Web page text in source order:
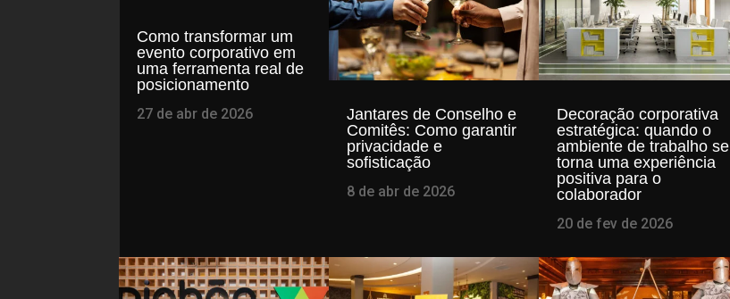
Como transformar um
evento corporativo em
uma ferramenta real de
posicionamento
27 de abr de 2026
Jantares de Conselho e
Comitês: Como garantir
privacidade e
sofisticação
8 de abr de 2026
Decoração corporativa
estratégica: quando o
ambiente de trabalho se
torna uma experiência
positiva para o
colaborador
20 de fev de 2026